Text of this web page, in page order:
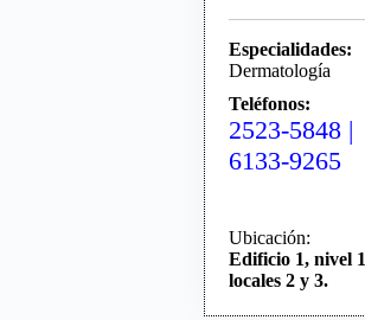
Especialidades:
Dermatología
Teléfonos:
2523-5848 |
6133-9265
Ubicación:
Edificio 1, nivel 1
locales 2 y 3.